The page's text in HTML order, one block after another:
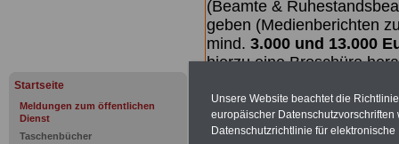
Startseite
Meldungen zum öffentlichen
Dienst
Taschenbücher
(Beamte &
geben (Medienberichten
mind. 3.000 und 13.000
hierzu eine Broschüre
Quartal.2026) >>>
zur
Unsere Website beachtet die
europäischer
Datenschutzrichtlinie für